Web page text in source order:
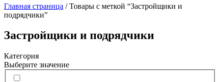
Главная страница /Товары с меткой “Застройщики и
подрядчики”
Застройщики и подрядчики
Категория
Выберите значение